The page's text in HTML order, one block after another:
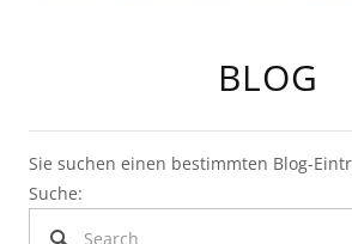
BLOG
Sie suchen einen bestimmten Blog-
Suche: